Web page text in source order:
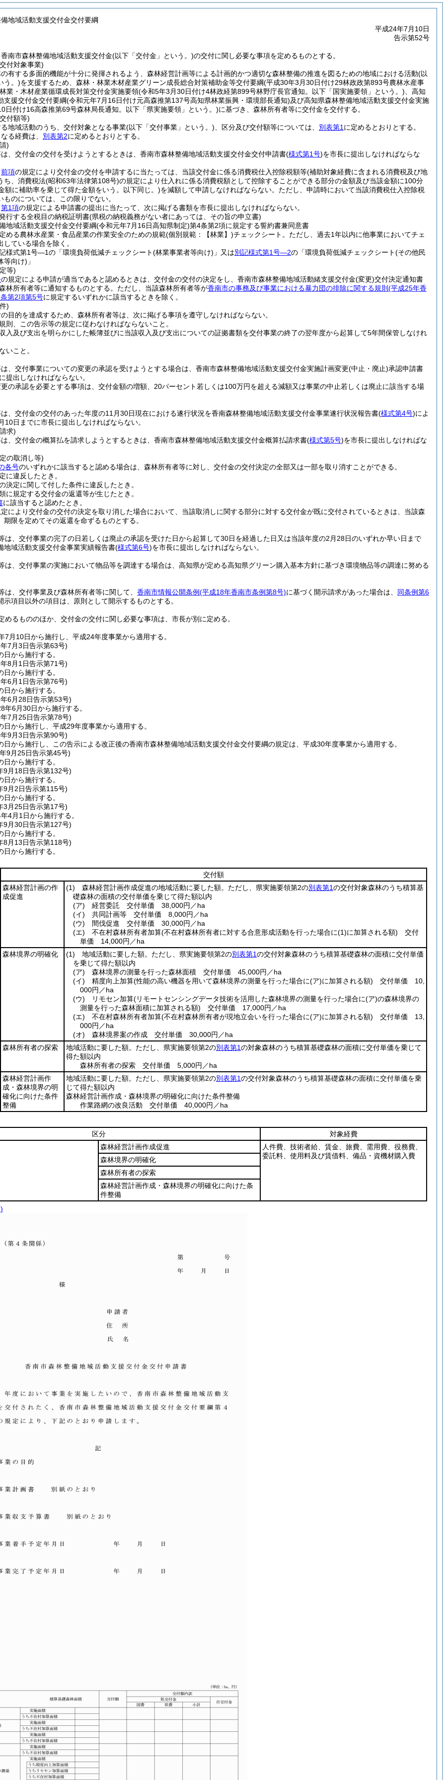
地域活動支援交付金交付要綱
平成24年7月10日
告示第52号
南市森林整備地域活動支援交付金(以下「交付金」という。)の交付に関し必要な事項を定めるものとする。
付対象事業)
有する多面的機能が十分に発揮されるよう、森林経営計画等による計画的かつ適切な森林整備の推進を図るための地域における活動(以
う。)を支援するため、森林・林業木材産業グリーン成長総合対策補助金等交付要綱(平成30年3月30日付け29林政政第893号農林水産事
業・木材産業循環成長対策交付金実施要領(令和5年3月30日付け4林政経第899号林野庁長官通知。以下「国実施要領」という。) 、高知
支援交付金交付要綱(令和元年7月16日付け元高森推第137号高知県林業振興・環境部長通知)及び高知県森林整備地域活動支援交付金実施
日付け16高森推第69号森林局長通知。以下「県実施要領」という。)に基づき、森林所有者等に交付金を交付する。
付額等)
地域活動のうち、交付対象となる事業(以下「交付事業」という。) 、区分及び交付額等については、 別表第1 に定めるとおりとする。
る経費は、 別表第2に定めるとおりとする。
)
、交付金の交付を受けようとするときは、香南市森林整備地域活動支援交付金交付申請書(様式第1号)を市長に提出しなければならな
前項の規定により交付金の交付を申請するに当たっては、当該交付金に係る消費税仕入控除税額等(補助対象経費に含まれる消費税及び地
ち、消費税法(昭和63年法律第108号)の規定により仕入れに係る消費税額として控除することができる部分の金額及び当該金額に100分
額に補助率を乗じて得た金額をいう。以下同じ。)を減額して申請しなければならない。 ただし、申請時において当該消費税仕入控除税
のについては、この限りでない。
第1項の規定による申請書の提出に当たって、次に掲げる書類を市長に提出しなければならない。
行する全税目の納税証明書(県税の納税義務がない者にあっては、その旨の申立書)
地域活動支援交付金交付要綱(令和元年7月16日高知県制定)第4条第2項に規定する誓約書兼同意書
める農林水産業・食品産業の作業安全のための規範(個別規範：【林業】)チェックシート。 ただし、過去1年以内に他事業においてチェ
ている場合を除く。
様式第1号―1の「環境負荷低減チェックシート(林業事業者等向け) 」又は別記様式第1号―2の「環境負荷低減チェックシート(その他民
等向け) 」
等)
の規定による申請が適当であると認めるときは、交付金の交付の決定をし、香南市森林整備地域活動緒支援交付金(変更)交付決定通知書
林所有者等に通知するものとする。 ただし、当該森林所有者等が香南市の事務及び事業における暴力団の排除に関する規則 (平成25年香
第2項第5号に規定するいずれかに該当するときを除く。
)
目的を達成するため、森林所有者等は、次に掲げる事項を遵守しなければならない。
則、この告示等の規定に従わなければならないこと。
入及び支出を明らかにした帳簿並びに当該収入及び支出についての証拠書類を交付事業の終了の翌年度から起算して5年間保管しなけれ
いこと。
、交付事業についての変更の承認を受けようとする場合は、香南市森林整備地域活動支援交付金実施計画変更(中止・廃止)承認申請書
提出しなければならない。
の承認を必要とする事項は、交付金額の増額、20パーセント若しくは100万円を超える減額又は事業の中止若しくは廃止に該当する場
、交付金の交付のあった年度の11月30日現在における遂行状況を香南森林整備地域活動支援交付金事業遂行状況報告書(様式第4号)によ
10日までに市長に提出しなければならない。
求)
、交付金の概算払を請求しようとするときは、香南市森林整備地域活動支援交付金概算払請求書(様式第5号)を市長に提出しなければな
の取消し等)
各号のいずれかに該当すると認める場合は、森林所有者等に対し、交付金の交付決定の全部又は一部を取り消すことができる。
に違反したとき。
決定に関して付した条件に違反したとき。
に規定する交付金の返還等が生じたとき。
に該当すると認めたとき。
により交付金の交付の決定を取り消した場合において、当該取消しに関する部分に対する交付金が既に交付されているときは、当該森
期限を定めてその返還を命ずるものとする。
は、交付事業の完了の日若しくは廃止の承認を受けた日から起算して30日を経過した日又は当該年度の2月28日のいずれか早い日まで
地域活動支援交付金事業実績報告書(様式第6号)を市長に提出しなければならない。
は、交付事業の実施において物品等を調達する場合は、高知県が定める高知県グリーン購入基本方針に基づき環境物品等の調達に努める
は、交付事業及び森林所有者等に関して、 香南市情報公開条例(平成18年香南市条例第8号)に基づく開示請求があった場合は、 同条例第6
示項目以外の項目は、原則として開示するものとする。
めるもののほか、交付金の交付に関し必要な事項は、市長が別に定める。
7月10日から施行し、平成24年度事業から適用する。
7月3日告示第63号)
から施行する。
8月1日告示第71号)
から施行する。
6月1日告示第76号)
から施行する。
6月28日告示第53号)
年6月30日から施行する。
7月25日告示第78号)
日から施行し、平成29年度事業から適用する。
9月3日告示第90号)
日から施行し、この告示による改正後の香南市森林整備地域活動支援交付金交付要綱の規定は、平成30年度事業から適用する。
9月25日告示第45号)
から施行する。
9月18日告示第132号)
から施行する。
9月2日告示第115号)
から施行する。
3月25日告示第17号)
4月1日から施行する。
9月30日告示第127号)
から施行する。
8月13日告示第118号)
から施行する。
交付額
森林経営計画の作
成促進
(1) 森林経営計画作成促進の地域活動に要した額。ただし、県実施要領第2の別表第1の交付対象森林のうち積算基
礎森林の面積の交付単価を乗じて得た額以内
(ア) 経営委託 交付単価 38,000円／ha
(イ) 共同計画等 交付単価 8,000円／ha
(ウ) 間伐促進 交付単価 30,000円／ha
(エ) 不在村森林所有者加算(不在村森林所有者に対する合意形成活動を行った場合に(1)に加算される額) 交付
単価 14,000円／ha
森林境界の明確化
(1) 地域活動に要した額。ただし、県実施要領第2の別表第1の交付対象森林のうち積算基礎森林の面積に交付単価
を乗じて得た額以内
(ア) 森林境界の測量を行った森林面積 交付単価 45,000円／ha
(イ) 精度向上加算(性能の高い機器を用いて森林境界の測量を行った場合に(ア)に加算される額) 交付単価 10,
000円／ha
(ウ) リモセン加算(リモートセンシングデータ技術を活用した森林境界の測量を行った場合に(ア)の森林境界の
測量を行った森林面積に加算される額) 交付単価 17,000円／ha
(エ) 不在村森林所有者加算(不在村森林所有者が現地立会いを行った場合に(ア)に加算される額) 交付単価 13,
000円／ha
(オ) 森林境界案の作成 交付単価 30,000円／ha
森林所有者の探索
地域活動に要した額。ただし、県実施要領第2の別表第1の対象森林のうち積算基礎森林の面積に交付単価を乗じて
得た額以内
森林所有者の探索 交付単価 5,000円／ha
森林経営計画作
成・森林境界の明
確化に向けた条件
整備
地域活動に要した額。ただし、県実施要領第2の別表第1の交付対象森林のうち積算基礎森林の面積に交付単価を乗
じて得た額以内
森林経営計画作成・森林境界の明確化に向けた条件整備
作業路網の改良活動 交付単価 40,000円／ha
区分
対象経費
森林経営計画作成促進
人件費、技術者給、賃金、旅費、需用費、役務費、
委託料、使用料及び賃借料、備品・資機材購入費
森林境界の明確化
森林所有者の探索
森林経営計画作成・森林境界の明確化に向けた条
件整備